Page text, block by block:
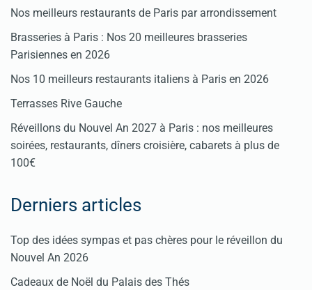
Nos meilleurs restaurants de Paris par arrondissement
Brasseries à Paris : Nos 20 meilleures brasseries
Parisiennes en 2026
Nos 10 meilleurs restaurants italiens à Paris en 2026
Terrasses Rive Gauche
Réveillons du Nouvel An 2027 à Paris : nos meilleures
soirées, restaurants, dîners croisière, cabarets à plus de
100€
Derniers articles
Top des idées sympas et pas chères pour le réveillon du
Nouvel An 2026
Cadeaux de Noël du Palais des Thés